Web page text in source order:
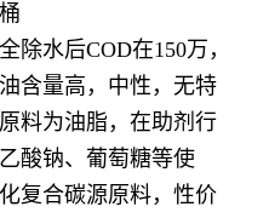
除水后COD在150万，
含量高，中性，无特
料为油脂，在助剂行
酸钠、葡萄糖等使
复合碳源原料，性价